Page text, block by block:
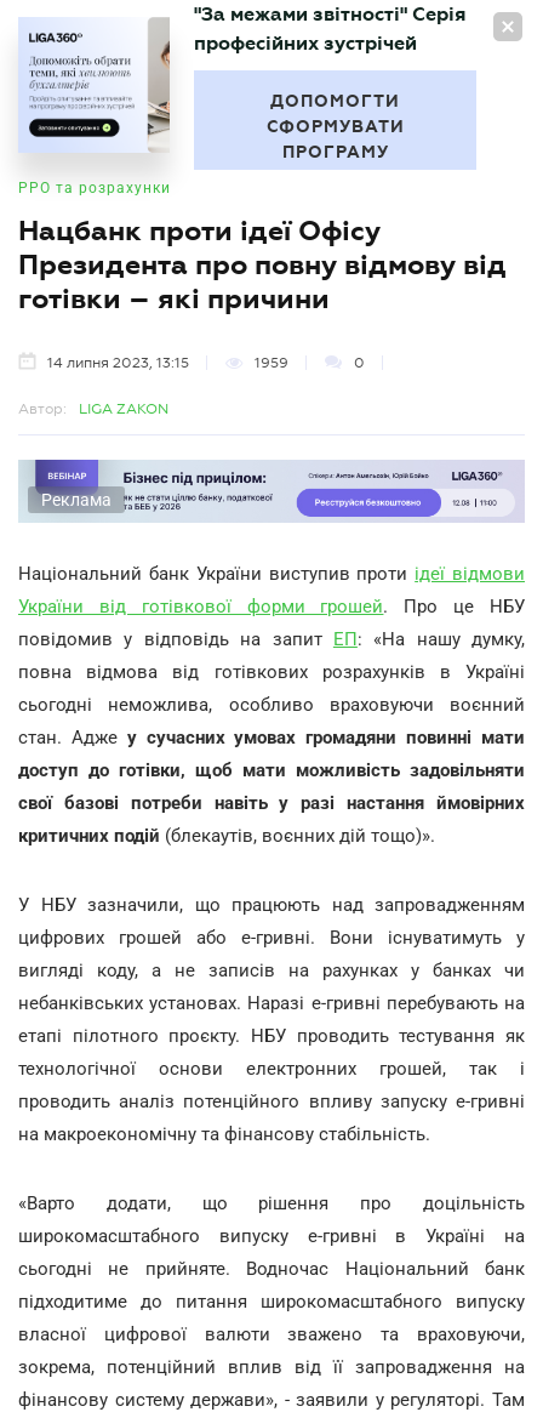
UA
БУХГАЛТЕР
"За межами звітності" Серія
професійних зустрічей
ДОПОМОГТИ
СФОРМУВАТИ
ПРОГРАМУ
РРО та розрахунки
Нацбанк проти ідеї Офісу
Президента про повну відмову від
готівки – які причини
14 липня 2023, 13:15 1959 0
Автор: LIGA ZAKON
Реклама
Національний банк України виступив проти ідеї відмови
України від готівкової форми грошей. Про це НБУ
повідомив у відповідь на запит ЕП: «На нашу думку,
повна відмова від готівкових розрахунків в Україні
сьогодні неможлива, особливо враховуючи воєнний
стан. Адже у сучасних умовах громадяни повинні мати
доступ до готівки, щоб мати можливість задовільняти
свої базові потреби навіть у разі настання ймовірних
критичних подій (блекаутів, воєнних дій тощо)».
У НБУ зазначили, що працюють над запровадженням
цифрових грошей або е-гривні. Вони існуватимуть у
вигляді коду, а не записів на рахунках у банках чи
небанківських установах. Наразі е-гривні перебувають на
етапі пілотного проєкту. НБУ проводить тестування як
технологічної основи електронних грошей, так і
проводить аналіз потенційного впливу запуску е-гривні
на макроекономічну та фінансову стабільність.
«Варто додати, що рішення про доцільність
широкомасштабного випуску е-гривні в Україні на
сьогодні не прийняте. Водночас Національний банк
підходитиме до питання широкомасштабного випуску
власної цифрової валюти зважено та враховуючи,
зокрема, потенційний вплив від її запровадження на
фінансову систему держави», - заявили у регуляторі. Там